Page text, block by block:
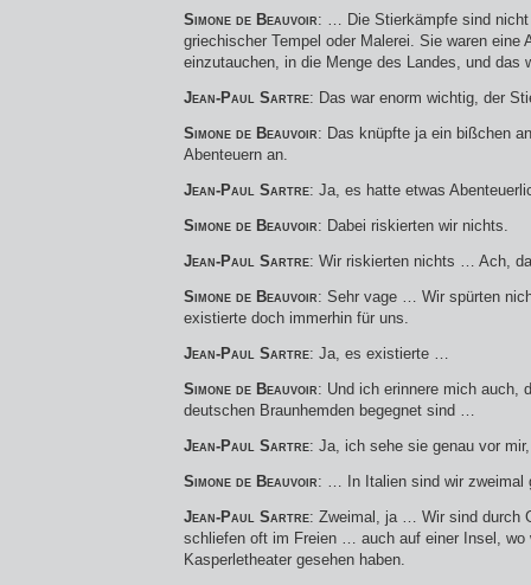
Simone de Beauvoir: … Die Stierkämpfe sind nicht
griechischer Tempel oder Malerei. Sie waren eine
einzutauchen, in die Menge des Landes, und das
Jean-Paul Sartre: Das war enorm wichtig, der
Simone de Beauvoir: Das knüpfte ja ein bißchen
Abenteuern an.
Jean-Paul Sartre: Ja, es hatte etwas
Simone de Beauvoir: Dabei riskierten wir nichts.
Jean-Paul Sartre: Wir riskierten nichts … Ach,
Simone de Beauvoir: Sehr vage … Wir spürten
existierte doch immerhin für uns.
Jean-Paul Sartre: Ja, es existierte …
Simone de Beauvoir: Und ich erinnere mich auch,
deutschen Braunhemden begegnet sind …
Jean-Paul Sartre: Ja, ich sehe sie genau vor
Simone de Beauvoir: … In Italien sind wir zweimal
Jean-Paul Sartre: Zweimal, ja … Wir sind durch
schliefen oft im Freien … auch auf einer Insel, wo
Kasperletheater gesehen haben.